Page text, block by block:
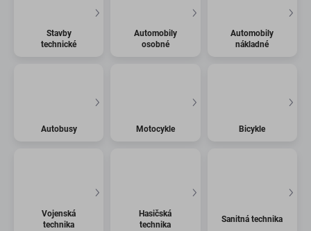
Stavby
technické
Automobily
osobné
Automobily
nákladné
Autobusy Motocykle Bicykle
Vojenská
technika
Hasičská
technika
Sanitná technika